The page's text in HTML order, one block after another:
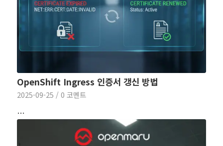
OpenShift Ingress 인증서 갱신 방법
2025-09-25 / 0 코멘트
…